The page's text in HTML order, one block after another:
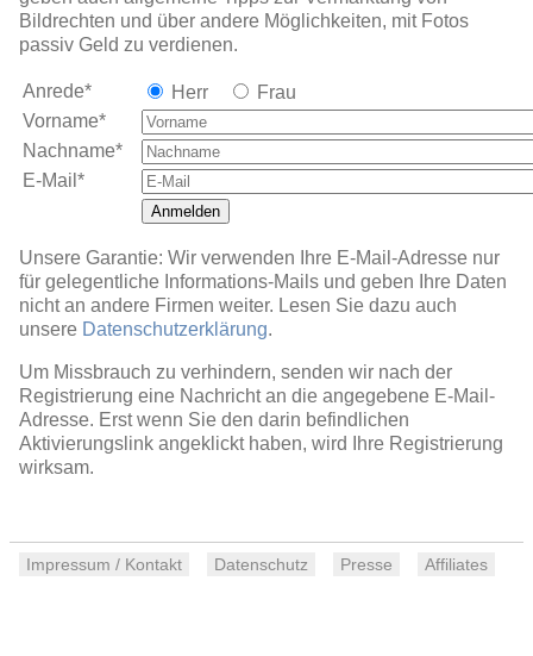
Bildrechten und über andere Möglichkeiten, mit Fotos
passiv Geld zu verdienen.
Anrede* Herr
Frau
Vorname*
Nachname*
E-Mail*
Anmelden
Unsere Garantie: Wir verwenden Ihre E-Mail-Adresse nur
für gelegentliche Informations-Mails und geben Ihre Daten
nicht an andere Firmen weiter. Lesen Sie dazu auch
unsere Datenschutzerklärung.
Um Missbrauch zu verhindern, senden wir nach der
Registrierung eine Nachricht an die angegebene E-Mail-
Adresse. Erst wenn Sie den darin befindlichen
Aktivierungslink angeklickt haben, wird Ihre Registrierung
wirksam.
Impressum / Kontakt Datenschutz Presse Affiliates